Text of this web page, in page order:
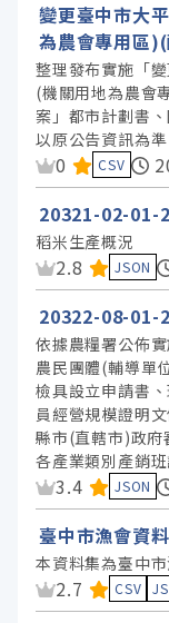
變更臺中市大
為農會專用區
整理發布實施「
(機關用地為農會
案」都市計劃書
以原公告資訊為準
資料集評分：
0 CSV
20321-02-01-
稻米生產概況
資料集評分：
2.8 JSON
20322-08-01-
依據農糧署公佈
農民團體(輔導單
檢具設立申請書
員經營規模證明
縣市(直轄市)政府
各產業類別產銷班
資料集評分：
3.4 JSON
臺中市漁會資料
本資料集為臺中
資料集評分：
2.7 CSV